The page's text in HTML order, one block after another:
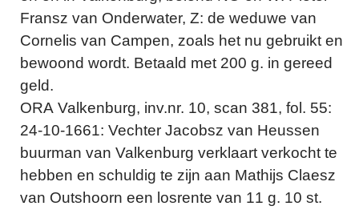
Fransz van Onderwater, Z: de weduwe van
Cornelis van Campen, zoals het nu gebruikt en
bewoond wordt. Betaald met 200 g. in gereed
geld.
ORA Valkenburg, inv.nr. 10, scan 381, fol. 55:
24-10-1661: Vechter Jacobsz van Heussen
buurman van Valkenburg verklaart verkocht te
hebben en schuldig te zijn aan Mathijs Claesz
van Outshoorn een losrente van 11 g. 10 st.